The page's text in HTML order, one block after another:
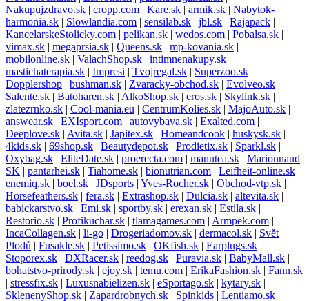
Nakupujzdravo.sk | cropp.com | Kare.sk | armik.sk | Nabytok-
harmonia.sk | Slowlandia.com | sensilab.sk | jbl.sk | Rajapack |
KancelarskeStolicky.com | pelikan.sk | wedos.com | Pobalsa.sk |
vimax.sk | megaprsia.sk | Queens.sk | mp-kovania.sk |
mobilonline.sk | ValachShop.sk | intimnenakupy.sk |
mastichaterapia.sk | Impresi | Tvojregal.sk | Superzoo.sk |
Dopplershop | bushman.sk | Zvaracky-obchod.sk | Evolveo.sk |
Salente.sk | Batoharen.sk | AlkoShop.sk | eros.sk | Skylink.sk |
zlatezrnko.sk | Cool-mania.eu | CentrumKolies.sk | MajoAuto.sk |
answear.sk | EXIsport.com | autovybava.sk | Exalted.com |
Deeplove.sk | Avita.sk | Japitex.sk | Homeandcook | huskysk.sk |
4kids.sk | 69shop.sk | Beautydepot.sk | Prodietix.sk | Sparkl.sk |
Oxybag.sk | EliteDate.sk | proerecta.com | manutea.sk | Marionnaud
SK | pantarhei.sk | Tiahome.sk | bionutrian.com | Leifheit-online.sk |
enemiq.sk | boel.sk | JDsports | Yves-Rocher.sk | Obchod-vtp.sk |
Horsefeathers.sk | fera.sk | Extrashop.sk | Dulcia.sk | altevita.sk |
babickarstvo.sk | Emi.sk | sportby.sk | erexan.sk | Estila.sk |
Restorio.sk | Profikuchar.sk | tlamagames.com | Armpek.com |
IncaCollagen.sk | li-go | Drogeriadomov.sk | dermacol.sk | Svět
Plodů | Fusakle.sk | Petissimo.sk | OKfish.sk | Earplugs.sk |
Stoporex.sk | DXRacer.sk | reedog.sk | Puravia.sk | BabyMall.sk |
bohatstvo-prirody.sk | ejoy.sk | temu.com | ErikaFashion.sk | Fann.sk
| stressfix.sk | Luxusnabielizen.sk | eSportago.sk | kytary.sk |
SklenenyShop.sk | Zapardrobnych.sk | Spinkids | Lentiamo.sk |